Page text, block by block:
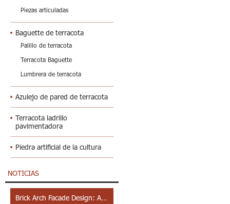
Piezas articuladas
Baguette de terracota
Palillo de terracota
Terracota Baguette
Lumbrera de terracota
Azulejo de pared de terracota
Terracota ladrillo
pavimentadora
Piedra artificial de la cultura
NOTICIAS
Brick Arch Facade Design: A Closer Look at Yiwu Place